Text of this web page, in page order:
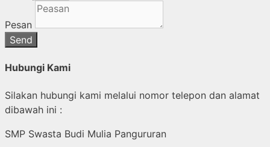
Pesan
Send
Hubungi Kami
Silakan hubungi kami melalui nomor telepon dan alamat
dibawah ini :
SMP Swasta Budi Mulia Pangururan